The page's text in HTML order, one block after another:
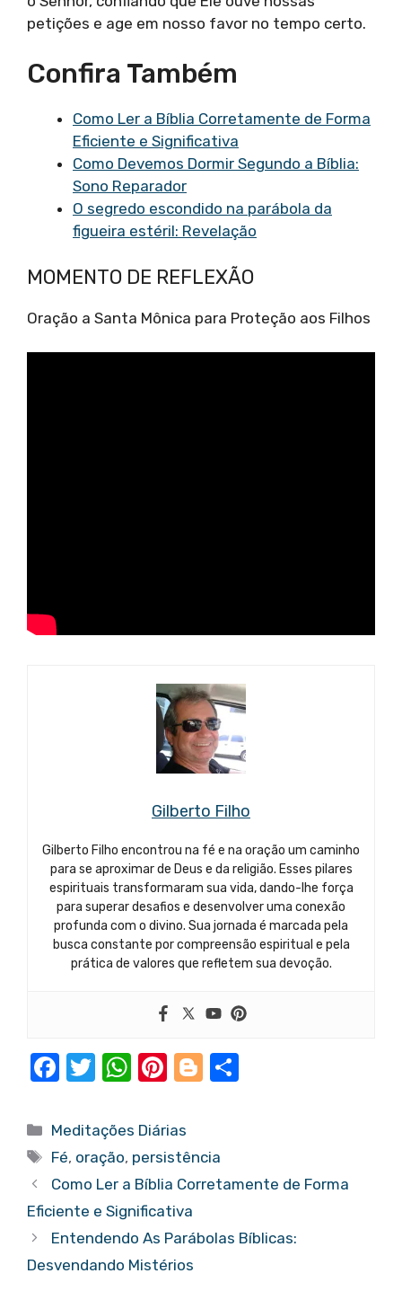
petições e age em nosso favor no tempo certo.
Confira Também
Como Ler a Bíblia Corretamente de Forma
Eficiente e Significativa
Como Devemos Dormir Segundo a Bíblia:
Sono Reparador
O segredo escondido na parábola da
figueira estéril: Revelação
MOMENTO DE REFLEXÃO
Oração a Santa Mônica para Proteção aos Filhos
Gilberto Filho
Gilberto Filho encontrou na fé e na oração um caminho
para se aproximar de Deus e da religião. Esses pilares
espirituais transformaram sua vida, dando-lhe força
para superar desafios e desenvolver uma conexão
profunda com o divino. Sua jornada é marcada pela
busca constante por compreensão espiritual e pela
prática de valores que refletem sua devoção.
F
c
e
b
o
o
k
T
it
te
r
W
at
s
A
p
p
Pi
er
e
st
Bl
g
er
Categorias
Meditações Diárias
Tags
Fé, oração, persistência
Como Ler a Bíblia Corretamente de Forma
Eficiente e Significativa
Entendendo As Parábolas Bíblicas:
Desvendando Mistérios